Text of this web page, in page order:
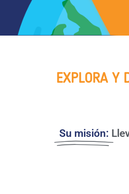
EXPLORA Y
Su misión: